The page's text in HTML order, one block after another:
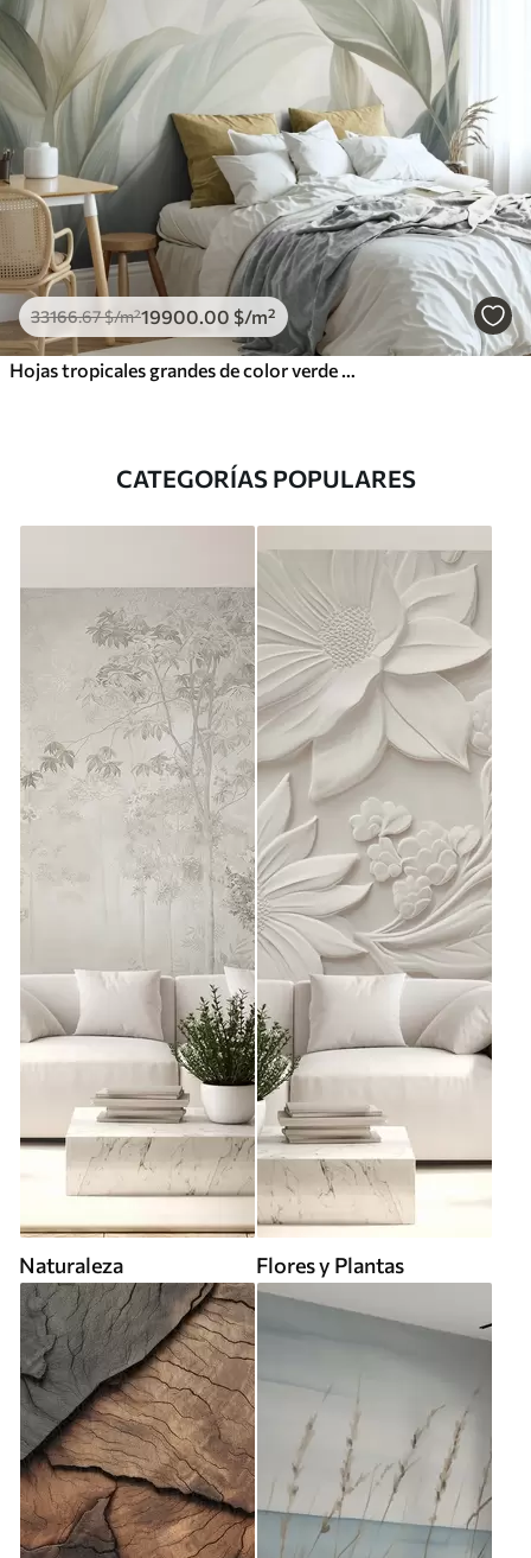
33166.67$/m²19900 .00 $/m²
CATEGORÍAS POPULARES
Naturaleza Flores y Plantas